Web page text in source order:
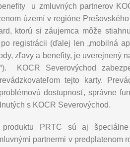
u zmluvných partnerov
území v regióne
ktorú si záujemca môže
registrácii (ďalej len „mobilná
zľavy a benefity, je uverejnený
KOCR Severovýchod
tejto karty.
dostupnosť, správne
s KOCR Severovýchod.
produktu PRTC sú aj
partnermi v predplatenom